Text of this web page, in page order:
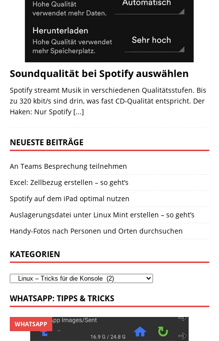
Soundqualität bei Spotify auswählen
Spotify streamt Musik in verschiedenen Qualitätsstufen. Bis
zu 320 kbit/s sind drin, was fast CD-Qualität entspricht. Der
Haken: Nur Spotify [...]
NEUESTE BEITRÄGE
An Teams Besprechung teilnehmen
Excel: Zellbezug erstellen – so geht’s
Spotify auf dem iPad optimal nutzen
Auslagerungsdatei unter Linux Mint erstellen – so geht’s
Handy-Fotos nach Personen und Orten durchsuchen
KATEGORIEN
WHATSAPP: TIPPS & TRICKS
WHATSAPP